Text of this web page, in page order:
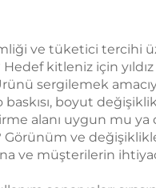
ve tüketici tercihi
kitleniz için
sergilemek
boyut
alanı uygun mu
ve
ve müşterilerin